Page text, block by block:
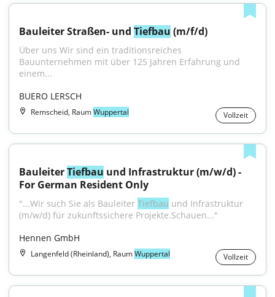
Bauleiter Straßen- und Tiefbau (m/f/d)
Über uns Wir sind ein traditionsreiches
Bauunternehmen mit über 125 Jahren Erfahrung und
einem...
BUERO LERSCH
Remscheid, RaumWuppertal Vollzeit
Bauleiter Tiefbau und Infrastruktur (m/w/d) -
For German Resident Only
"...Wir such Sie als Bauleiter Tiefbau und Infrastruktur
(m/w/d) für zukunftssichere Projekte.Schauen..."
Hennen GmbH
Langenfeld (Rheinland), RaumWuppertal Vollzeit